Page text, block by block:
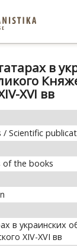
в
XVI вв
Scientific
of the books
в украинских
XIV-XVI вв